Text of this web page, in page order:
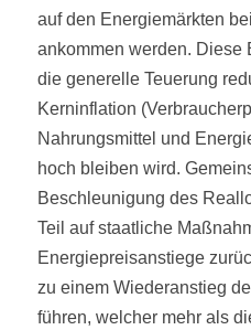
auf den Energiemärkten
ankommen werden. Diese
die generelle Teuerung
Kerninflation
Nahrungsmittel und
hoch bleiben wird.
Beschleunigung des
Teil auf staatliche
Energiepreisanstiege
zu einem Wiederanstieg
führen, welcher mehr als